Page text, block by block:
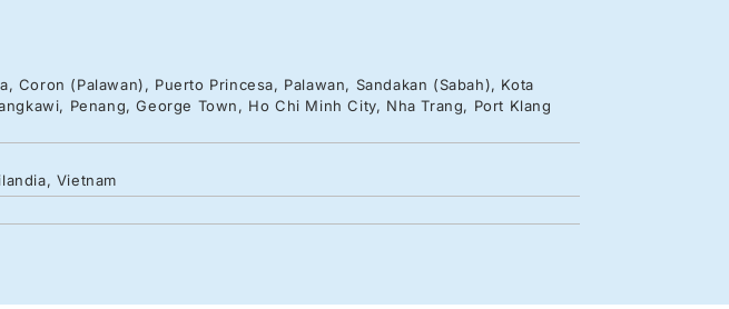
Coron (Palawan), Puerto Princesa, Palawan, Sandakan (Sabah), Kota
Penang, George Town, Ho Chi Minh City, Nha Trang, Port Klang
Vietnam